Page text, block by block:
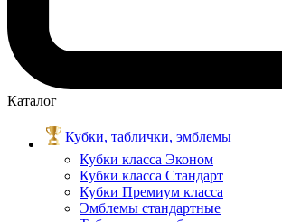
Каталог
Кубки, таблички, эмблемы
Кубки класса Эконом
Кубки класса Стандарт
Кубки Премиум класса
Эмблемы стандартные